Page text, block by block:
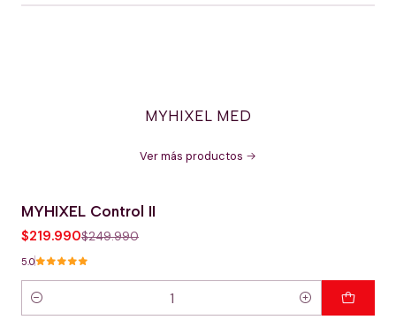
MYHIXEL MED
Ver más productos
-12% OFERTA HOT
MYHIXEL Control II
$219.990$249.990
5.0
Cantidad